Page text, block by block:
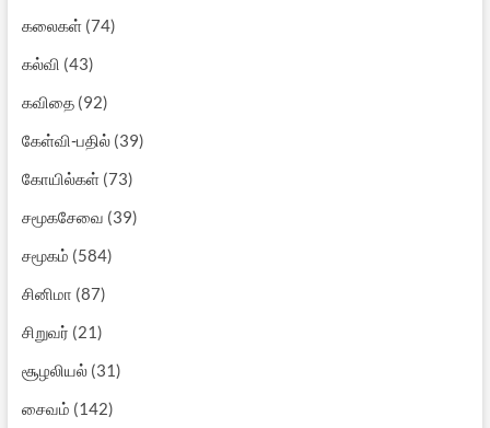
கலைகள்(74)
கல்வி (43)
கவிதை(92)
கேள்வி-பதில்(39)
கோயில்கள்(73)
சமூகசேவை (39)
சமூகம் (584)
சினிமா (87)
சிறுவர் (21)
சூழலியல்(31)
சைவம் (142)